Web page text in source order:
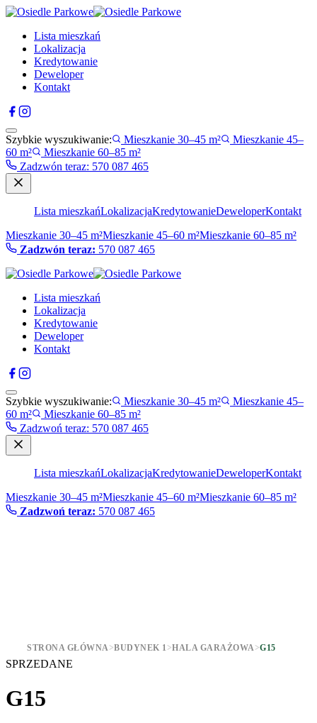
Lista mieszkań
Lokalizacja
Kredytowanie
Deweloper
Kontakt
Szybkie wyszukiwanie: Mieszkanie 30–45 m²
Mieszkanie 45–
60 m²
Mieszkanie 60–85 m²
Zadzwón teraz: 570 087 465
Lista mieszkańLokalizacjaKredytowanieDeweloperKontakt
Mieszkanie 30–45 m²Mieszkanie 45–60 m²Mieszkanie 60–85 m²
Zadzwón teraz: 570 087 465
Lista mieszkań
Lokalizacja
Kredytowanie
Deweloper
Kontakt
Szybkie wyszukiwanie: Mieszkanie 30–45 m²
Mieszkanie 45–
60 m²
Mieszkanie 60–85 m²
Zadzwoń teraz: 570 087 465
Lista mieszkańLokalizacjaKredytowanieDeweloperKontakt
Mieszkanie 30–45 m²Mieszkanie 45–60 m²Mieszkanie 60–85 m²
Zadzwoń teraz: 570 087 465
STRONA GŁÓWNA>BUDYNEK 1 >HALA GARAŻOWA>G15
SPRZEDANE
G15